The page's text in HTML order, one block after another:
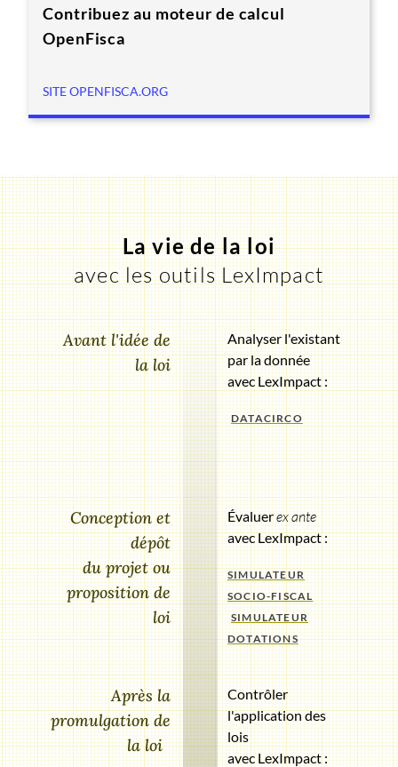
Contribuez au moteur de calcul
OpenFisca
SITE OPENFISCA.ORG
La vie de la loi
avec les outils LexImpact
Avant l'idée de
la loi
Conception et
dépôt
du projet ou
proposition de
loi
Après la
promulgation de
la loi
Analyser l'existant
par la donnée
avec LexImpact :
DATACIRCO
Évaluerex ante
avec LexImpact :
SIMULATEUR
SOCIO-FISCAL
SIMULATEUR
DOTATIONS
Contrôler
l'application des
lois
avec LexImpact :